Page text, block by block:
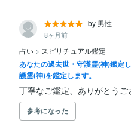
by 男性
8ヶ月前
占い > スピリチュアル鑑定
あなたの過去世・守護霊(神)鑑定
護霊(神)を鑑定します。
丁寧なご鑑定、ありがとうご
参考になった